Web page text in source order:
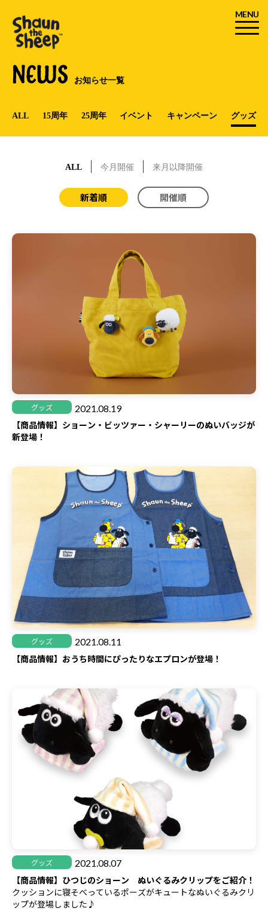
MENU
NEWS お知らせ一覧
ALL 15周年 25周年 イベント キャンペーン グッズ
ALL 今月開催 来月以降開催
新着順 開催順
グッズ 2021.08.19
【商品情報】ショーン・ビッツァー・シャーリーのぬいバッジが
新登場！
グッズ 2021.08.11
【商品情報】おうち時間にぴったりなエプロンが登場！
グッズ 2021.08.07
【商品情報】ひつじのショーン ぬいぐるみクリップをご紹介！
クッションに寝そべっているポーズがキュートなぬいぐるみクリ
ップが登場しました♪